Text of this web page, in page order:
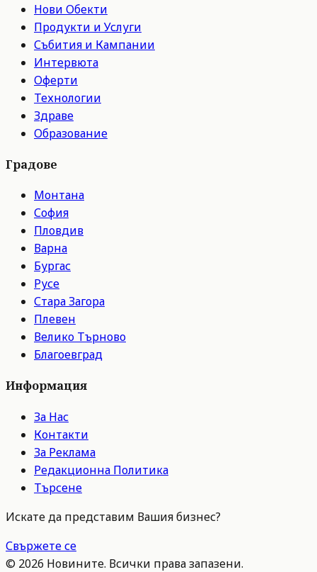
Нови Обекти
Продукти и Услуги
Събития и Кампании
Интервюта
Оферти
Технологии
Здраве
Образование
Градове
Монтана
София
Пловдив
Варна
Бургас
Русе
Стара Загора
Плевен
Велико Търново
Благоевград
Информация
За Нас
Контакти
За Реклама
Редакционна Политика
Търсене
Искате да представим Вашия бизнес?
Свържете се
© 2026 Новините. Всички права запазени.